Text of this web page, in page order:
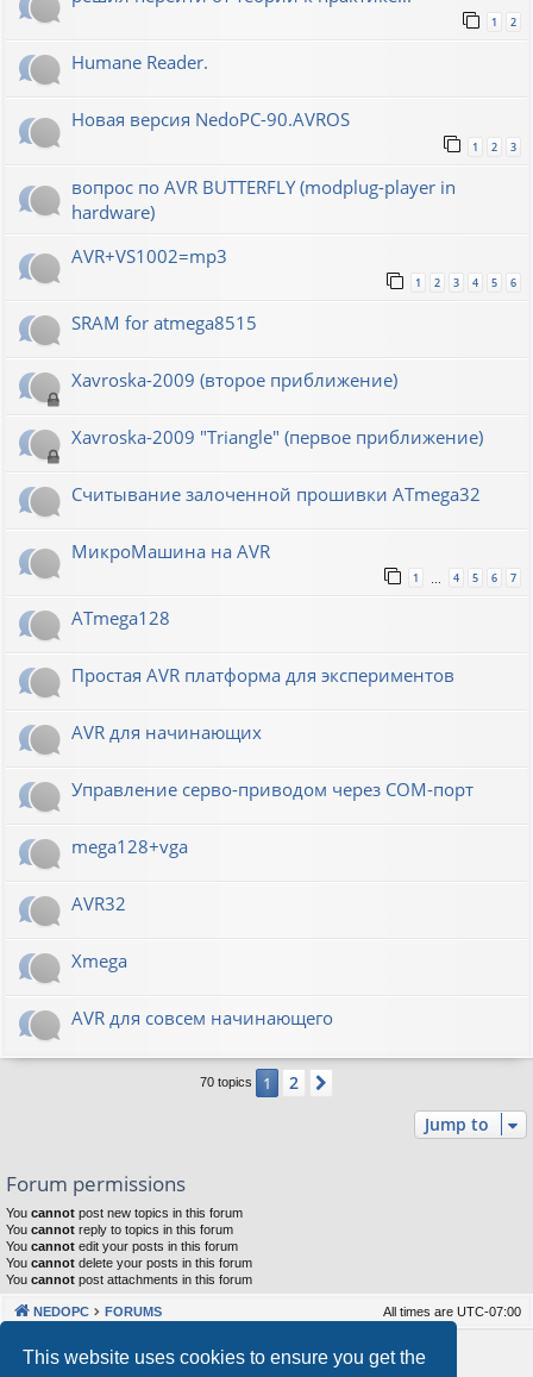
This website uses cookies to ensure you get the
1 2
Humane Reader.
Новая версия NedoPC-90.AVROS
1 2 3
вопрос по AVR BUTTERFLY (modplug-player in
hardware)
AVR+VS1002=mp3
1 2 3 4 5 6
SRAM for atmega8515
Xavroska-2009 (второе приближение)
Xavroska-2009 "Triangle" (первое приближение)
Считывание залоченной прошивки ATmega32
МикроМашина на AVR
1 4 5 6 7
ATmega128
Простая AVR платформа для экспериментов
AVR для начинающих
Управление серво-приводом через COM-порт
mega128+vga
AVR32
Xmega
AVR для совсем начинающего
70 topics 1 2
Jump to
Forum permissions
You cannot post new topics in this forum
You cannot reply to topics in this forum
You cannot edit your posts in this forum
You cannot delete your posts in this forum
You cannot post attachments in this forum
NEDOPC FORUMS All times are UTC-07:00
Powered byphpBB® Forum Software © phpBB Limited